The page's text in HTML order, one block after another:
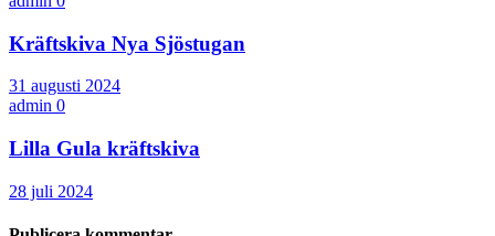
Kräftskiva Nya Sjöstugan
31 augusti 2024
admin 0
Lilla Gula kräftskiva
28 juli 2024